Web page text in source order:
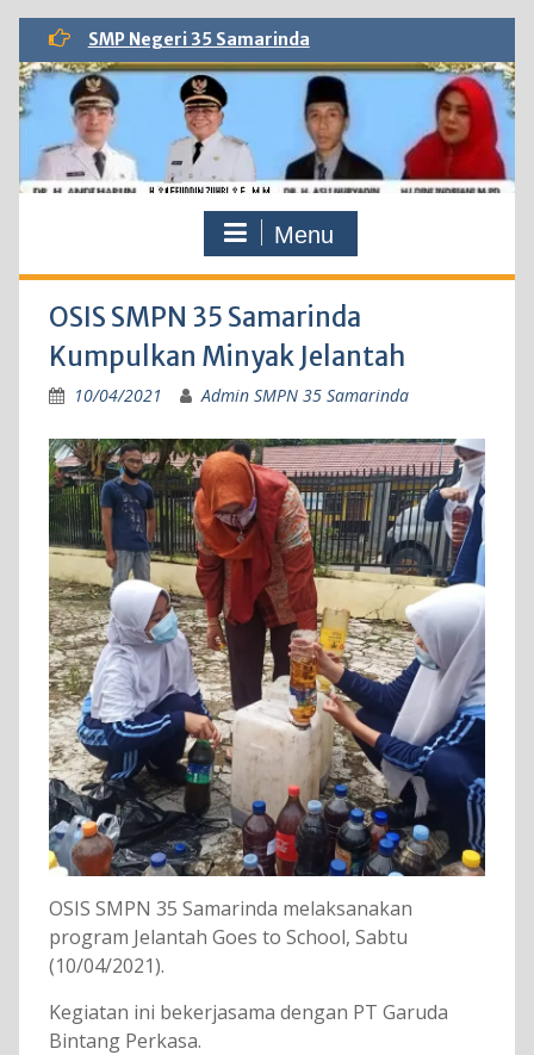
Skip
content
SMP Negeri 35 Samarinda
Menu
OSIS SMPN 35 Samarinda
Kumpulkan Minyak Jelantah
10/04/2021 Admin SMPN 35 Samarinda
OSIS SMPN 35 Samarinda melaksanakan
program Jelantah Goes to School, Sabtu
(10/04/2021).
Kegiatan ini bekerjasama dengan PT Garuda
Bintang Perkasa.